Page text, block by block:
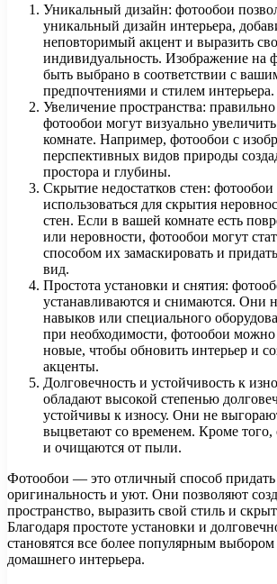
Уникальный дизайн: фотообои
уникальный дизайн интерьера,
неповторимый акцент и выразить
индивидуальность. Изображение на
быть выбрано в соответствии с
предпочтениями и стилем интерьера.
Увеличение пространства:
фотообои могут визуально
комнате. Например, фотообои с
перспективных видов природы
простора и глубины.
Скрытие недостатков стен: фотообои
использоваться для скрытия
стен. Если в вашей комнате есть
или неровности, фотообои могут
способом их замаскировать и
вид.
Простота установки и снятия:
устанавливаются и снимаются. Они
навыков или специального
при необходимости, фотообои можно
новые, чтобы обновить интерьер и
акценты.
Долговечность и устойчивость к
обладают высокой степенью
устойчивы к износу. Они не
выцветают со временем. Кроме того,
и очищаются от пыли.
Фотообои — это отличный способ придать
оригинальность и уют. Они позволяют
пространство, выразить свой стиль и
Благодаря простоте установки и
становятся все более популярным
домашнего интерьера.